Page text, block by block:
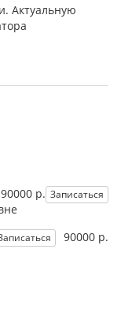
Актуальную
Записаться
90000 р.
90000 р.